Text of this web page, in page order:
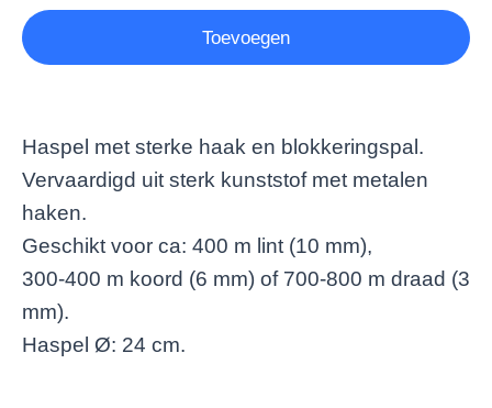
Toevoegen
Haspel met sterke haak en blokkeringspal.
Vervaardigd uit sterk kunststof met metalen
haken.
Geschikt voor ca: 400 m lint (10 mm),
300-400 m koord (6 mm) of 700-800 m draad (3
mm).
Haspel Ø: 24 cm.